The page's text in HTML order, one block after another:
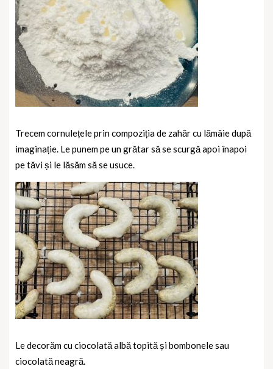
Trecem cornulețele prin compoziția de zahăr cu lămâie după
imaginație. Le punem pe un grătar să se scurgă apoi înapoi
pe tăvi și le lăsăm să se usuce.
Le decorăm cu ciocolată albă topită și bombonele sau
ciocolată neagră.